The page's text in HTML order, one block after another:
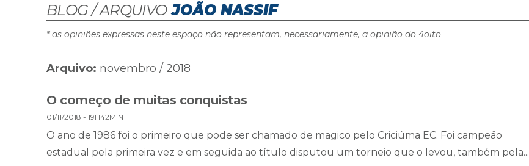
BLOG / ARQUIVO JOÃO NASSIF
* as opiniões expressas neste espaço não representam, necessariamente, a opinião do 4oito
Arquivo: novembro / 2018
O começo de muitas conquistas
01/11/2018 - 19H42MIN
O ano de 1986 foi o primeiro que pode ser chamado de magico pelo Criciúma EC. Foi campeão
estadual pela primeira vez e em seguida ao título disputou um torneio que o levou, também pela...